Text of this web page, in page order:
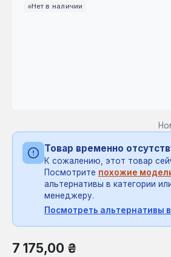
Нет в наличии
Товар временно
К сожалению, этот товар
Посмотрите похожие
альтернативы в категории
менеджеру.
Посмотреть альтернативы
Обычная цена:
7 175,00 ₴